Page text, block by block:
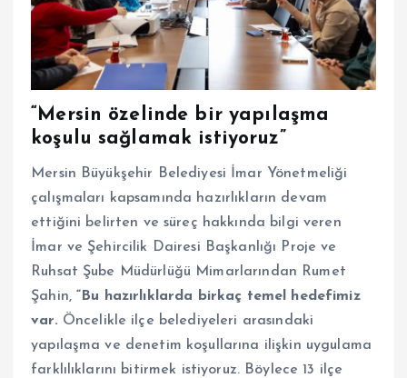
“Mersin özelinde bir yapılaşma
koşulu sağlamak istiyoruz”
Mersin Büyükşehir Belediyesi İmar Yönetmeliği
çalışmaları kapsamında hazırlıkların devam
ettiğini belirten ve süreç hakkında bilgi veren
İmar ve Şehircilik Dairesi Başkanlığı Proje ve
Ruhsat Şube Müdürlüğü Mimarlarından Rumet
Şahin,“Bu hazırlıklarda birkaç temel hedefimiz
var. Öncelikle ilçe belediyeleri arasındaki
yapılaşma ve denetim koşullarına ilişkin uygulama
farklılıklarını bitirmek istiyoruz. Böylece 13 ilçe